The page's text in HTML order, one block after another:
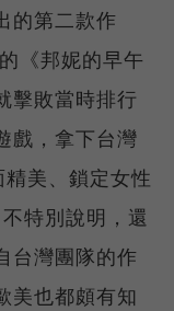
的第二款作
《邦妮的早午
擊敗當時排行
戲，拿下台灣
美、鎖定女性
特別說明，還
台灣團隊的作
美也都頗有知